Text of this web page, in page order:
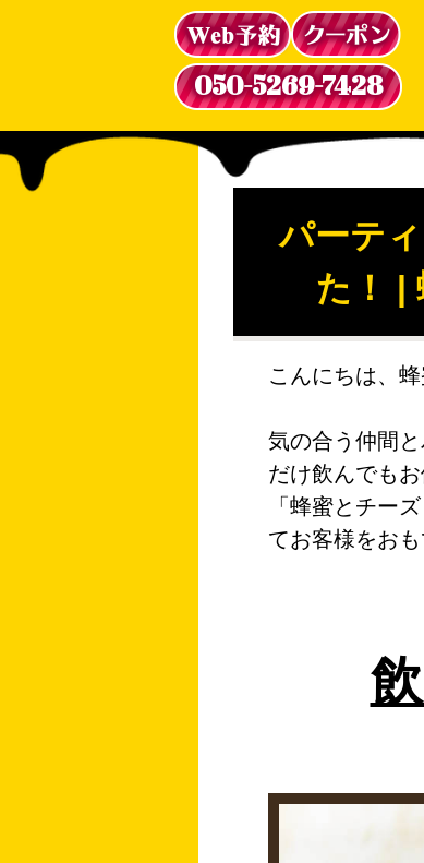
パーテ
た！ |
こんにちは、
気の合う仲間
だけ飲んでも
「蜂蜜とチー
てお客様をおも
050-5269-7428